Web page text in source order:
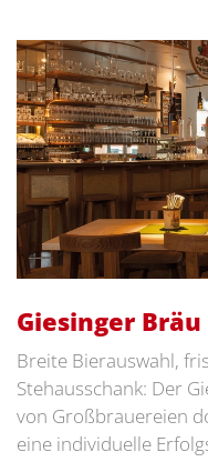
Giesinger
Breite Bierauswahl,
Stehausschank: Der
von Großbrauereien
eine individuelle